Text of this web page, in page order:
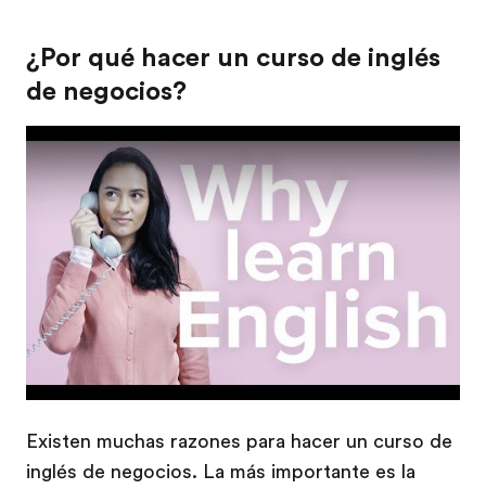
¿Por qué hacer un curso de inglés
de negocios?
Play
Existen muchas razones para hacer un curso de
inglés de negocios. La más importante es la